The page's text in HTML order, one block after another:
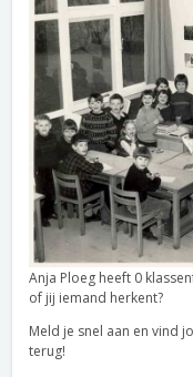
Anja Ploeg heeft 0
of jij iemand herkent?
Meld je snel aan en vind
terug!